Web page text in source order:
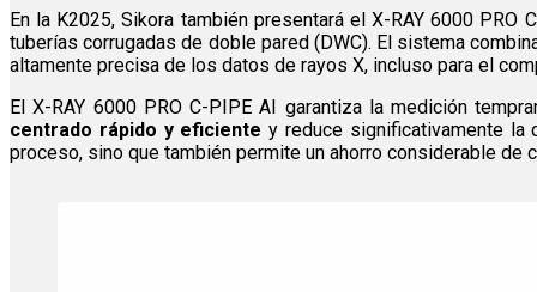
En la K2025, Sikora también presentará el X-RAY 6000
tuberías corrugadas de doble pared (DWC). El sistema
altamente precisa de los datos de rayos X, incluso para el
El X-RAY 6000 PRO C-PIPE AI garantiza la medición
centrado rápido y eficiente y reduce significativamente
proceso, sino que también permite un ahorro considerable de